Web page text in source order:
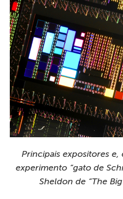
Principais expositores
experimento “gato de
Sheldon de “The